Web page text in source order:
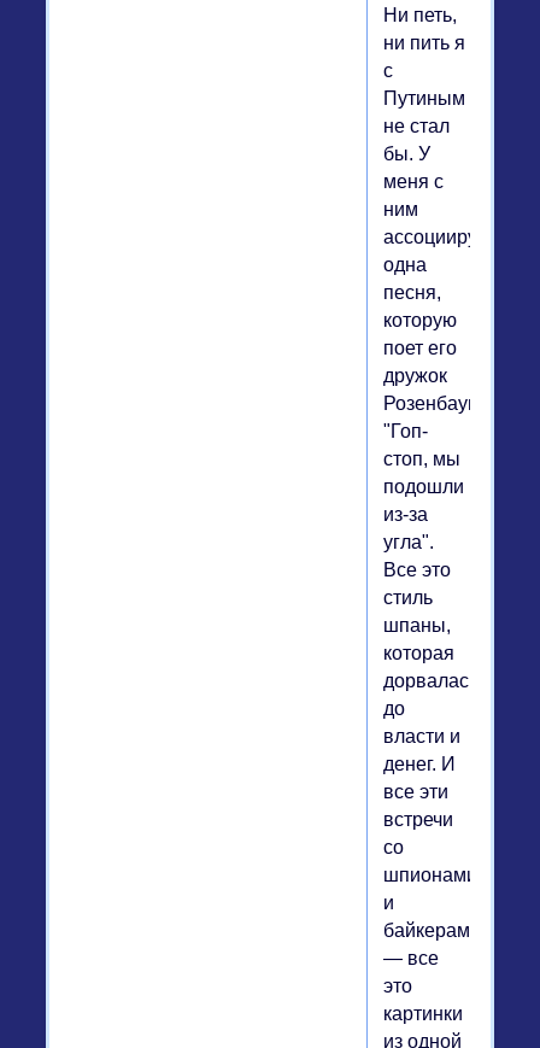
Ни петь,
ни пить я
с
Путиным
не стал
бы. У
меня с
ним
ассоциируется
одна
песня,
которую
поет его
дружок
Розенбаум:
"Гоп-
стоп, мы
подошли
из-за
угла".
Все это
стиль
шпаны,
которая
дорвалась
до
власти и
денег. И
все эти
встречи
со
шпионами
и
байкерами
— все
это
картинки
из одной